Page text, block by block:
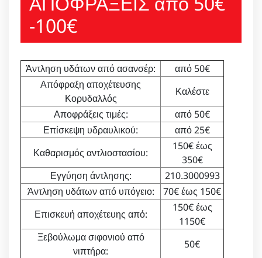
-100€
Άντληση υδάτων από ασανσέρ:
από 50€
Απόφραξη αποχέτευσης
Κορυδαλλός
Καλέστε
Αποφράξεις τιμές:
από 50€
Επίσκεψη υδραυλικού:
από 25€
Καθαρισμός αντλιοστασίου:
150€ έως
350€
Εγγύηση άντλησης:
210.3000993
Άντληση υδάτων από υπόγειο:
70€ έως 150€
Επισκευή αποχέτευης από:
150€ έως
1150€
Ξεβούλωμα σιφονιού από
νιπτήρα:
50€